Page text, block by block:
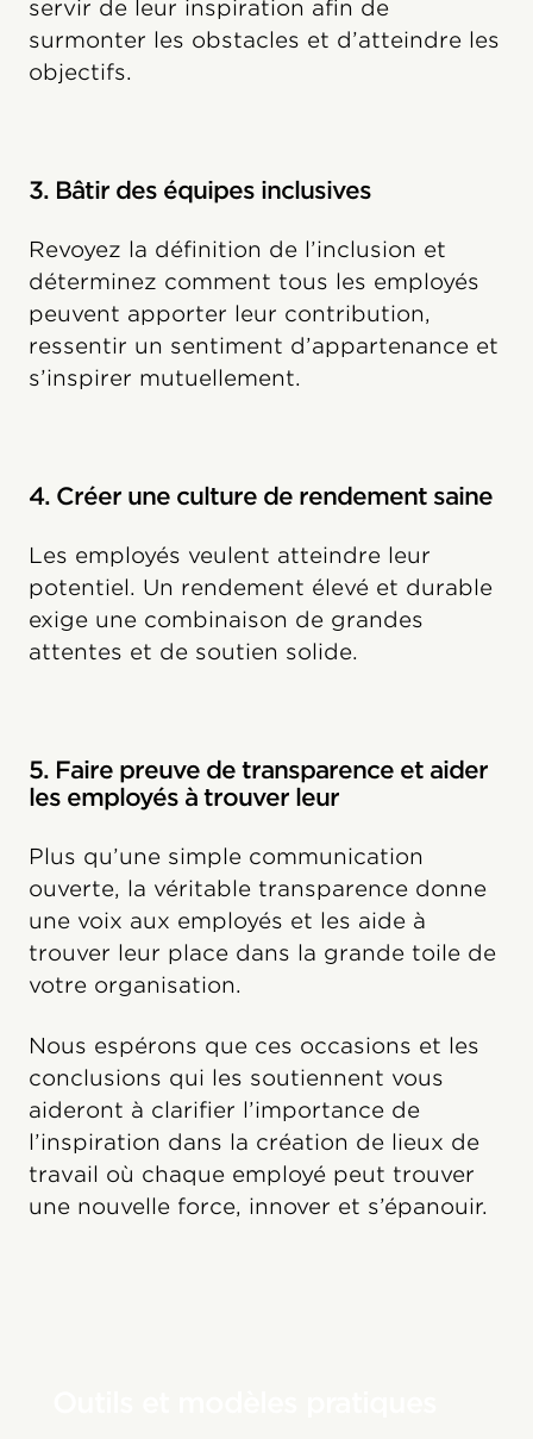
servir de leur inspiration afin de
surmonter les obstacles et d’atteindre les
objectifs.
3. Bâtir des équipes inclusives
Revoyez la définition de l’inclusion et
déterminez comment tous les employés
peuvent apporter leur contribution,
ressentir un sentiment d’appartenance et
s’inspirer mutuellement.
4. Créer une culture de rendement saine
Les employés veulent atteindre leur
potentiel. Un rendement élevé et durable
exige une combinaison de grandes
attentes et de soutien solide.
5. Faire preuve de transparence et aider
les employés à trouver leur
Plus qu’une simple communication
ouverte, la véritable transparence donne
une voix aux employés et les aide à
trouver leur place dans la grande toile de
votre organisation.
Nous espérons que ces occasions et les
conclusions qui les soutiennent vous
aideront à clarifier l’importance de
l’inspiration dans la création de lieux de
travail où chaque employé peut trouver
une nouvelle force, innover et s’épanouir.